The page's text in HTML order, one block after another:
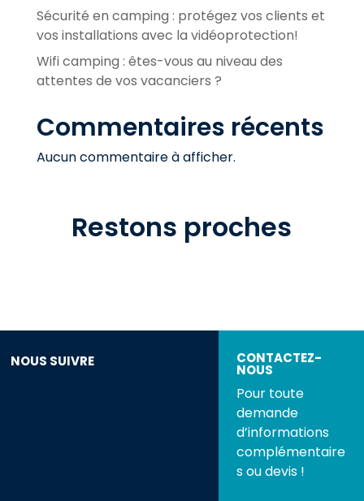
Sécurité en camping : protégez vos clients et
vos installations avec la vidéoprotection!
Wifi camping : êtes-vous au niveau des
attentes de vos vacanciers ?
Commentaires récents
Aucun commentaire à afficher.
Restons proches
NOUS SUIVRE CONTACTEZ-
NOUS
Pour toute
demande
d’informations
complémentaire
s ou devis !